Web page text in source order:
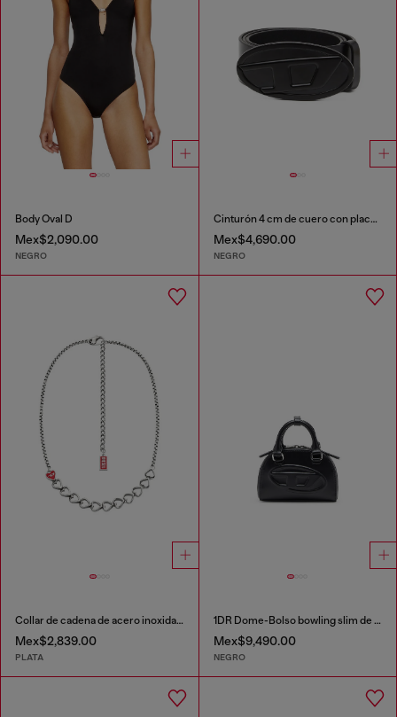
Body Oval D
Mex$2,090.00
NEGRO
Cinturón 4 cm de cuero con placa Oval D
Mex$4,690.00
NEGRO
Collar de cadena de acero inoxidable
Mex$2,839.00
PLATA
1DR Dome-Bolso bowling slim de piel napa
Mex$9,490.00
NEGRO